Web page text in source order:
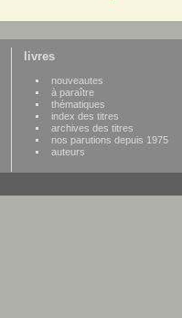
livres
nouveautes
à paraître
thématiques
index des titres
archives des titres
nos parutions depuis 1975
auteurs